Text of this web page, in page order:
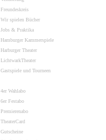
Freundeskreis
Wir spielen Bücher
Jobs & Praktika
Hamburger Kammerspiele
Harburger Theater
LichtwarkTheater
Gastspiele und Tourneen
4er Wahlabo
6er Festabo
Premierenabo
TheaterCard
Gutscheine